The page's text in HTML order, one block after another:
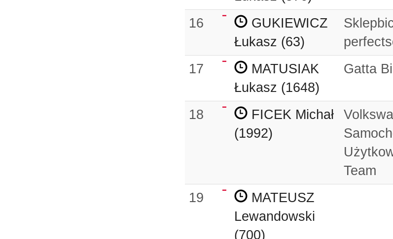
16
GUKIEWICZ
Łukasz (63)
17
MATUSIAK
Łukasz (1648)
Gatta
18
FICEK Michał
(1992)
Team
19
MATEUSZ
Lewandowski
(700)